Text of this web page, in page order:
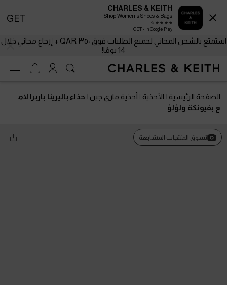
استمتع بالشحن المجاني لجميع الطلبات فوق ٣٥٠ QAR + إرجاع مجاني خلال
14 يومًا!
الصفحة الرئيسية الأحذية أحذية ماري جين
حذاء باليرينا باربرا لام
ع بفيونكة ولؤلؤ
تسوق المنتجات المشابهة
CHARLES & KEITH
Shop Women's Shoes & Bags
GET - In Google Play
GET